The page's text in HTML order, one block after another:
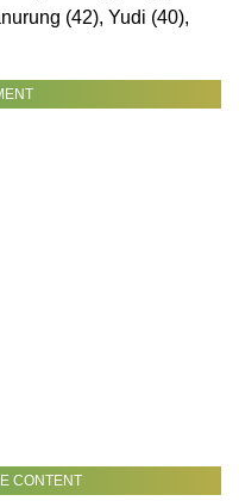
(42), Yudi (40),
CONTENT